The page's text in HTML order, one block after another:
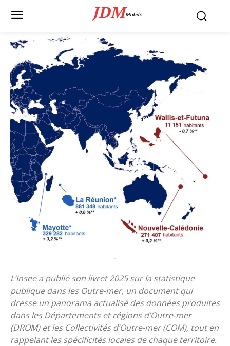
JDMMobile
L’Insee a publié son livret 2025 sur la statistique
publique dans les Outre-mer, un document qui
dresse un panorama actualisé des données produites
dans les Départements et régions d’Outre-mer
(DROM) et les Collectivités d’Outre-mer (COM), tout en
rappelant les spécificités locales de chaque territoire.